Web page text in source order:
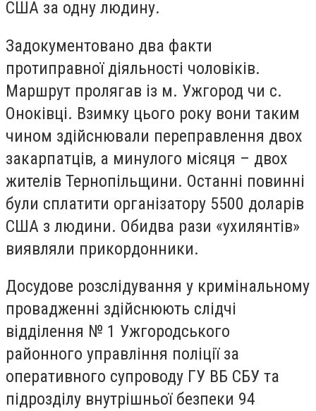
США за одну людину.
Задокументовано два факти
протиправної діяльності чоловіків.
Маршрут пролягав із м. Ужгород чи с.
Оноківці. Взимку цього року вони таким
чином здійснювали переправлення двох
закарпатців, а минулого місяця – двох
жителів Тернопільщини. Останні повинні
були сплатити організатору 5500 доларів
США з людини. Обидва рази «ухилянтів»
виявляли прикордонники.
Досудове розслідування у кримінальному
провадженні здійснюють слідчі
відділення № 1 Ужгородського
районного управління поліції за
оперативного супроводу ГУ ВБ СБУ та
підрозділу внутрішньої безпеки 94